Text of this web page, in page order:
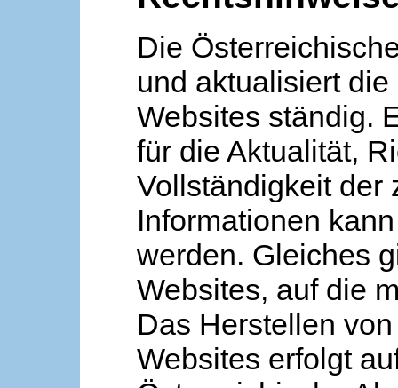
Die
und aktualisiert
Websites ständig.
für die Aktualität,
Vollständigkeit der
Informationen
werden. Gleiches
Websites, auf die
Das Herstellen
Websites erfolgt